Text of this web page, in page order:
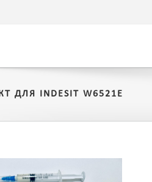
ДЛЯ INDESIT W6521E